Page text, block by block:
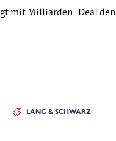
mit Milliarden-Deal den
LANG & SCHWARZ